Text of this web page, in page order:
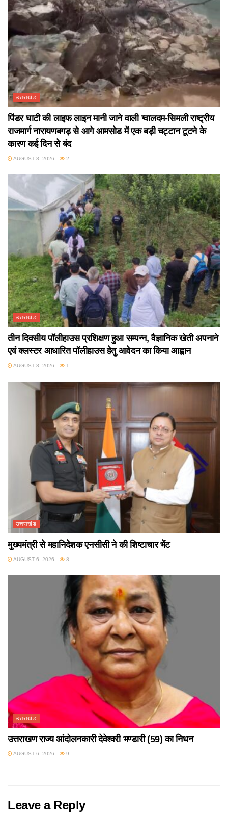
उत्तराखंड
पिंडर घाटी की लाइफ लाइन मानी जाने वाली ग्वालदम-सिमली राष्ट्रीय
राजमार्ग नारायणबगड़ से आगे आमसोड में एक बड़ी चट्टान टूटने के
कारण कई दिन से बंद
AUGUST 8, 2026 2
उत्तराखंड
तीन दिवसीय पॉलीहाउस प्रशिक्षण हुआ सम्पन्न, वैज्ञानिक खेती अपनाने
एवं क्लस्टर आधारित पॉलीहाउस हेतु आवेदन का किया आह्वान
AUGUST 8, 2026 1
उत्तराखंड
मुख्यमंत्री से महानिदेशक एनसीसी ने की शिष्टाचार भेंट
AUGUST 6, 2026 8
उत्तराखंड
उत्तराखण राज्य आंदोलनकारी देवेश्वरी भण्डारी (59) का निधन
AUGUST 6, 2026 9
Leave a Reply